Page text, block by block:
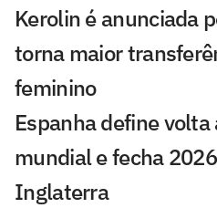
Kerolin é anunciada
torna maior
feminino
Espanha define
mundial e fecha
Inglaterra